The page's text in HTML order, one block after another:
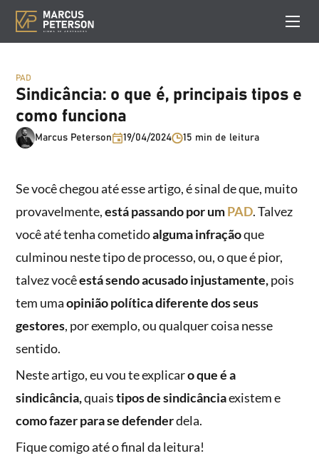
PAD
Sindicância: o que é, principais tipos e
como funciona
Marcus Peterson 19/04/2024 15 min de leitura
Se você chegou até esse artigo, é sinal de que, muito
provavelmente,está passando por umPAD. Talvez
você até tenha cometidoalguma infraçãoque
culminou neste tipo de processo, ou, o que é pior,
talvez vocêestá sendo acusado injustamente,pois
tem umaopinião política diferente dos seus
gestores, por exemplo, ou qualquer coisa nesse
sentido.
Neste artigo, eu vou te explicaro que é a
sindicância,quaistipos de sindicânciaexistem e
como fazer para se defenderdela.
Fique comigo até o final da leitura!